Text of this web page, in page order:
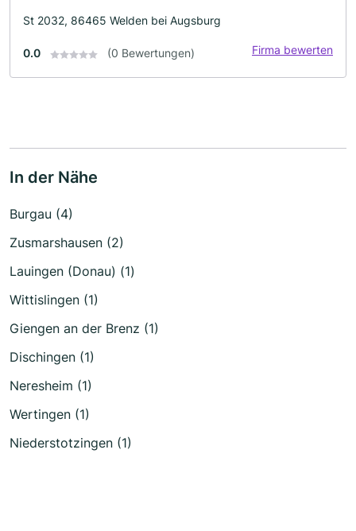
St 2032, 86465 Welden bei Augsburg
0.0 (0 Bewertungen) Firma bewerten
In der Nähe
Burgau (4)
Zusmarshausen (2)
Lauingen (Donau) (1)
Wittislingen (1)
Giengen an der Brenz (1)
Dischingen (1)
Neresheim (1)
Wertingen (1)
Niederstotzingen (1)